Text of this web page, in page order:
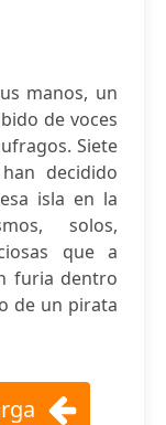
manos, un
de voces
Siete
decidido
isla en la
solos,
que a
furia dentro
de un pirata